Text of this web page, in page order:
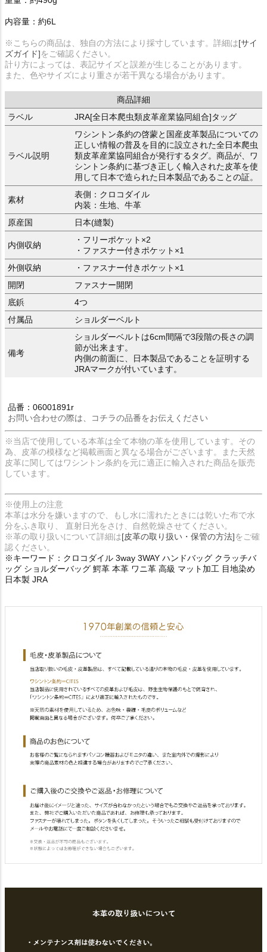
内容量：約6L
※こちらの商品は、独自の方法により採寸しています。詳細は[サイ
ズガイド]をご確認ください。
計り方によっては、表記サイズと誤差が生じることがあります。
また、色やサイズにより重さが若干異なる場合があります。
商品詳細
ラベル
JRA[全日本爬虫類皮革産業協同組合]タッグ
ラベル説明
ワシントン条約の啓蒙と国産皮革製品についての
正しい情報の普及を目的に設立された全日本爬虫
類皮革産業協同組合が発行するタグ。商品が、ワ
シントン条約に基づき正しく輸入された皮革を使
用して日本で造られた日本製品であることの証。
素材
表側：クロコダイル
内装：生地、牛革
原産国
日本(縫製)
内側収納
・フリーポケット×2
・ファスナー付きポケット×1
外側収納
・ファスナー付きポケット×1
開閉
ファスナー開閉
底鋲
4つ
付属品
ショルダーベルト
備考
ショルダーベルトは6cm間隔で3段階の長さの調
節が出来ます。
内側の前面に、日本製品であることを証明する
JRAマークが付いています。
品番：06001891r
お問い合わせの際は、コチラの品番をお伝えください
※当店で使用している本革は全て本物の革を使用しています。その
為、皮革の模様など掲載画面と異なる場合がございます。また天然
皮革に関してはワシントン条約を元に適正に輸入された商品を販売
しています。
※使用上の注意
本革は水分を嫌いますので、もし水に濡れたときには乾いた布で水
分をふき取り、 直射日光をさけ、自然乾燥させてください。
※革の取り扱いについて詳細は[皮革の取り扱い・保管の方法]をご確
認ください。
※キーワード：クロコダイル 3way 3WAY ハンドバッグ クラッチバ
ッグ ショルダーバッグ 鰐革 本革 ワニ革 高級 マット加工 目地染め
日本製 JRA